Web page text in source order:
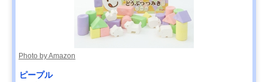
Photo by Amazon
ピープル